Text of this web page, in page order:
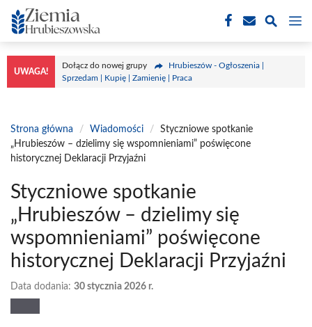
Przejdź
do
treści
UWAGA!
Dołącz do nowej grupy
Hrubieszów - Ogłoszenia |
Sprzedam | Kupię | Zamienię | Praca
Strona główna / Wiadomości /
Styczniowe spotkanie
„Hrubieszów – dzielimy się wspomnieniami” poświęcone
historycznej Deklaracji Przyjaźni
Styczniowe spotkanie
„Hrubieszów – dzielimy się
wspomnieniami” poświęcone
historycznej Deklaracji Przyjaźni
Data dodania: 30 stycznia 2026 r.